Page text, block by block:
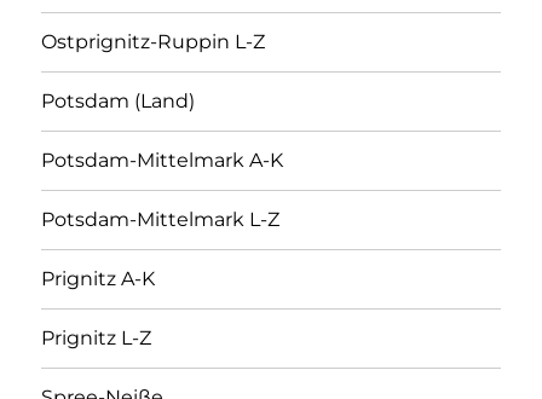
Ostprignitz-Ruppin L-Z
Potsdam (Land)
Potsdam-Mittelmark A-K
Potsdam-Mittelmark L-Z
Prignitz A-K
Prignitz L-Z